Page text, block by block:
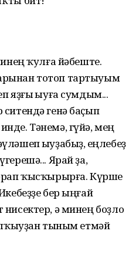
ҡулға йәбеште.
тотоп тартыуым
яҙғы һыуға сумдым...
генә баҫып
Тәнемә, гүйә, мең
һыу­ҙабыҙ, һеңлебеҙ
Ярай ҙа,
ҡысҡырырға. Күрше
бер ыңғай
ә минең боҙло
тыным етмәй